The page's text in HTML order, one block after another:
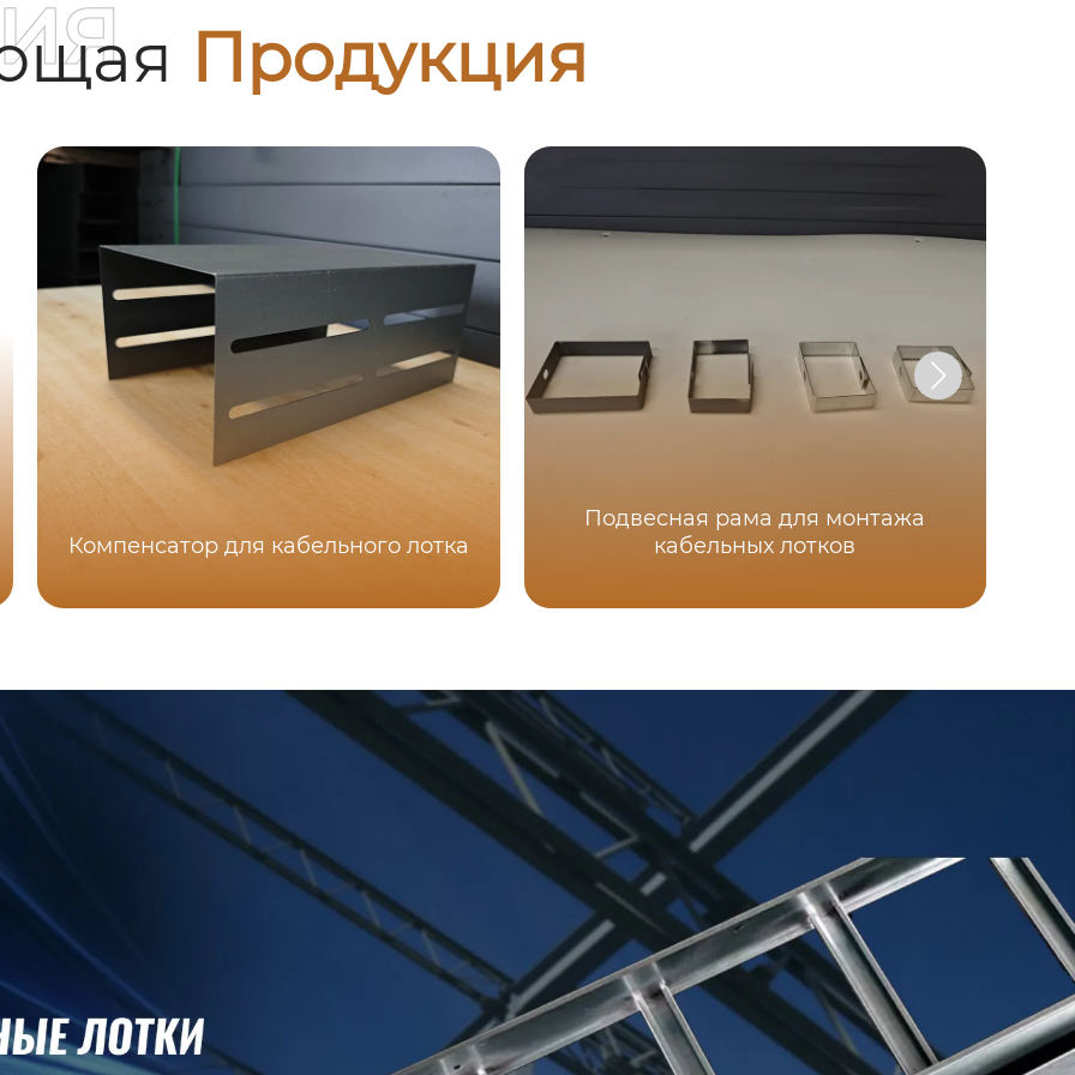
Продукция
Компенсатор для кабельного лотка
Подвесная рама для монтажа
кабельных лотков